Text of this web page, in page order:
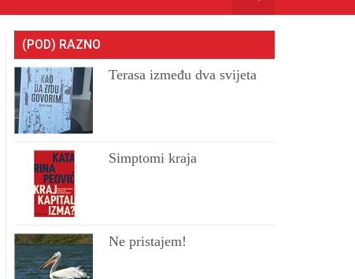
(POD) RAZNO
Terasa između dva svijeta
Simptomi kraja
Ne pristajem!